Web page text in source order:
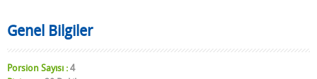
Genel Bilgiler
Porsion Sayısı : 4